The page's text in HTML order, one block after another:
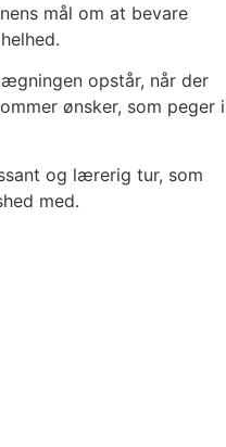
mål om at bevare
opstår, når der
ønsker, som peger i
og lærerig tur, som
med.